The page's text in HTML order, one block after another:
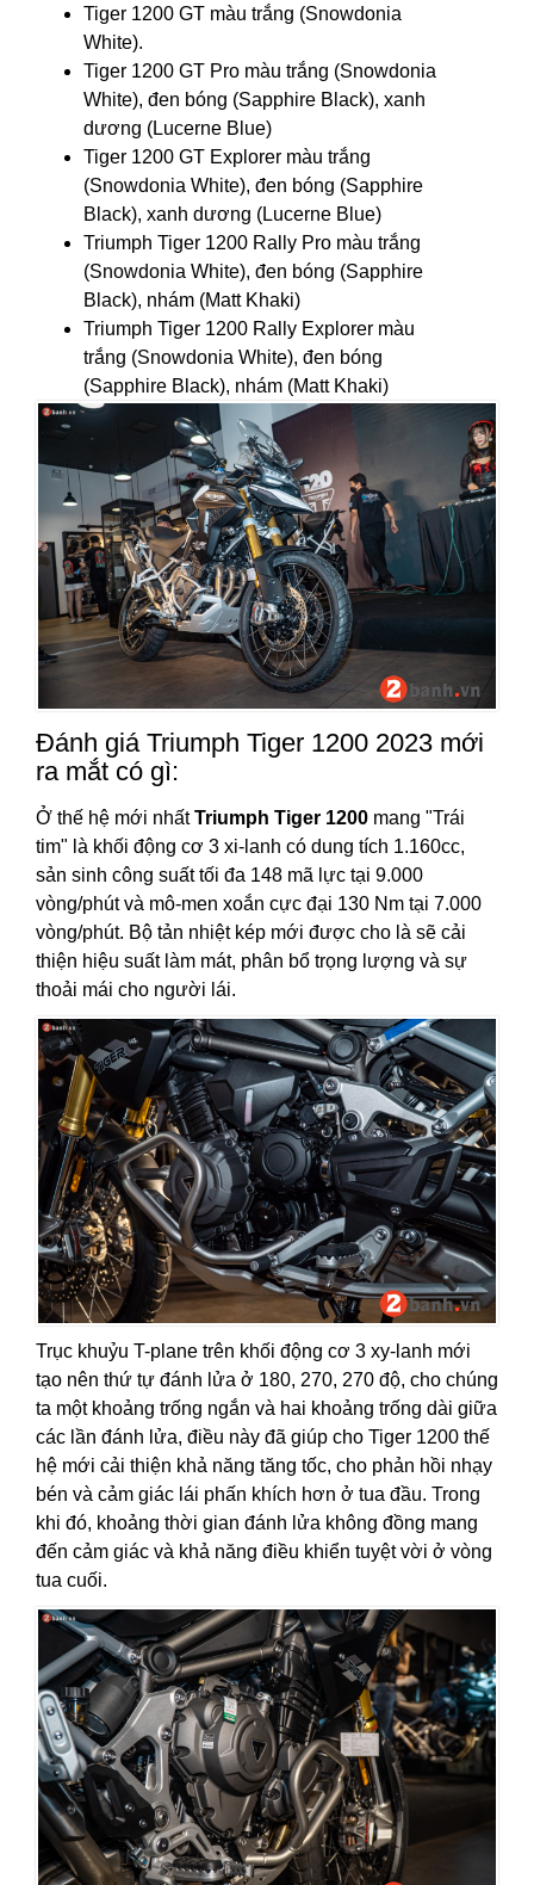
Tiger 1200 GT màu trắng (Snowdonia
White).
Tiger 1200 GT Pro màu trắng (Snowdonia
White), đen bóng (Sapphire Black), xanh
dương (Lucerne Blue)
Tiger 1200 GT Explorer màu trắng
(Snowdonia White), đen bóng (Sapphire
Black), xanh dương (Lucerne Blue)
Triumph Tiger 1200 Rally Pro màu trắng
(Snowdonia White), đen bóng (Sapphire
Black), nhám (Matt Khaki)
Triumph Tiger 1200 Rally Explorer màu
trắng (Snowdonia White), đen bóng
(Sapphire Black), nhám (Matt Khaki)
Đánh giá Triumph Tiger 1200 2023 mới
ra mắt có gì:
Ở thế hệ mới nhấtTriumph Tiger 1200 mang "Trái
tim" là khối động cơ 3 xi-lanh có dung tích 1.160cc,
sản sinh công suất tối đa 148 mã lực tại 9.000
vòng/phút và mô-men xoắn cực đại 130 Nm tại 7.000
vòng/phút. Bộ tản nhiệt kép mới được cho là sẽ cải
thiện hiệu suất làm mát, phân bổ trọng lượng và sự
thoải mái cho người lái.
Trục khuỷu T-plane trên khối động cơ 3 xy-lanh mới
tạo nên thứ tự đánh lửa ở 180, 270, 270 độ, cho chúng
ta một khoảng trống ngắn và hai khoảng trống dài giữa
các lần đánh lửa, điều này đã giúp cho Tiger 1200 thế
hệ mới cải thiện khả năng tăng tốc, cho phản hồi nhạy
bén và cảm giác lái phấn khích hơn ở tua đầu. Trong
khi đó, khoảng thời gian đánh lửa không đồng mang
đến cảm giác và khả năng điều khiển tuyệt vời ở vòng
tua cuối.